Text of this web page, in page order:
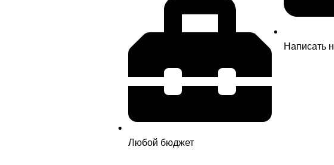
Любой бюджет
Написать